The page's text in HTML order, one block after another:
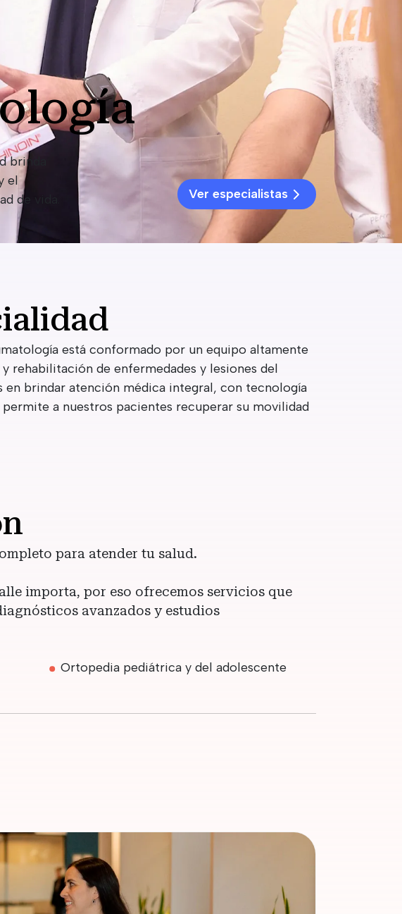
el
de vida.
Ver especialistas
está conformado por un equipo altamente
rehabilitación de enfermedades y lesiones del
en brindar atención médica integral, con tecnología
a nuestros pacientes recuperar su movilidad
para atender tu salud.
importa, por eso ofrecemos servicios que
avanzados y estudios
Ortopedia pediátrica y del adolescente